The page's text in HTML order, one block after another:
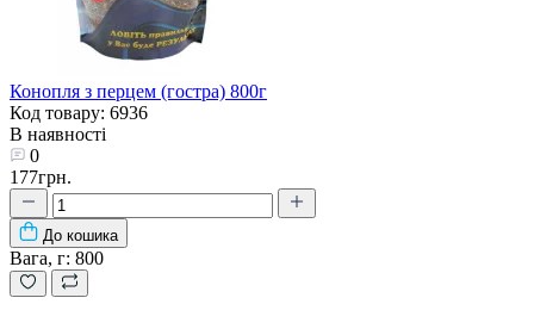
Конопля з перцем (гостра) 800г
Код товару: 6936
В наявності
0
177грн.
До кошика
Вага, г: 800